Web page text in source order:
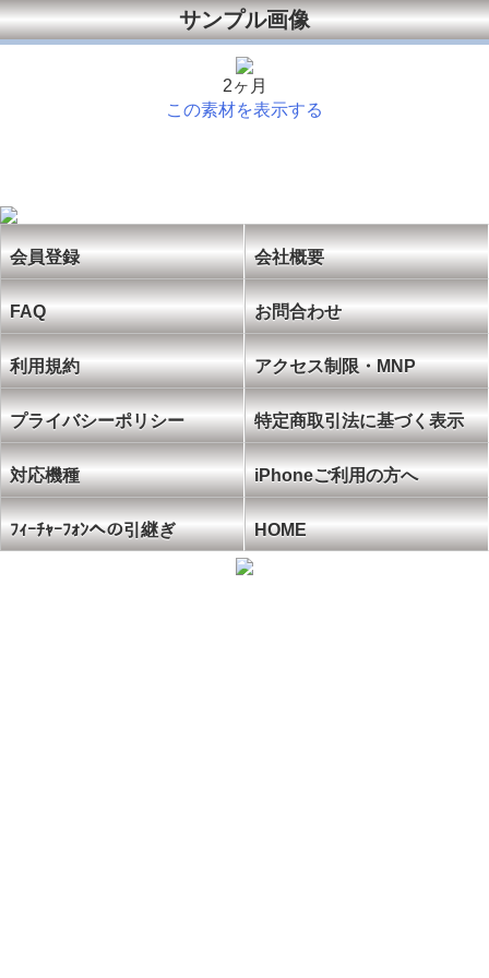
サンプル画像
2ヶ月
この素材を表示する
会員登録 会社概要
FAQ お問合わせ
利用規約 アクセス制限・MNP
プライバシーポリシー 特定商取引法に基づく表示
対応機種 iPhoneご利用の方へ
ﾌｨｰﾁｬｰﾌｫﾝへの引継ぎ HOME